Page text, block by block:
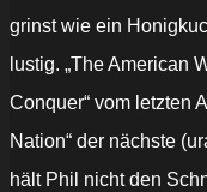
grinst wie ein
lustig. „The American
Conquer“ vom letzten
Nation“ der nächste
hält Phil nicht den